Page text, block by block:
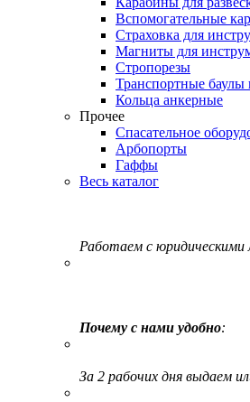
Вспомогательные
Страховка для
Магниты для
Стропорезы
Транспортные
Кольца анкерные
Прочее
Спасательное
Арбопорты
Гаффы
Весь каталог
Работаем с
Почему с нами удобно:
За 2 рабочих дня выдаем